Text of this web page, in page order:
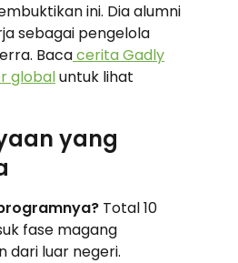
ini. Dia alumni
sebagai pengelola
Bacacerita Gadly
globaluntuk lihat
yang
Total 10
fase magang
dari luar negeri.